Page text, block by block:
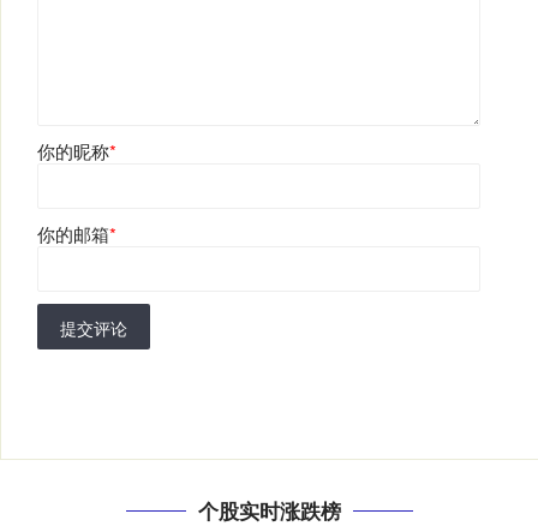
你的昵称*
你的邮箱*
提交评论
个股实时涨跌榜